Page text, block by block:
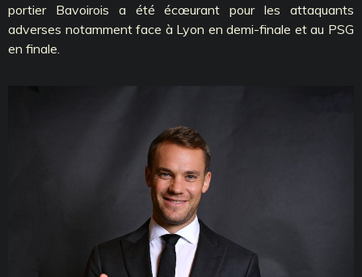
portier Bavoirois a été écœurant pour les attaquants
adverses notamment face à Lyon en demi-finale et au PSG
en finale.